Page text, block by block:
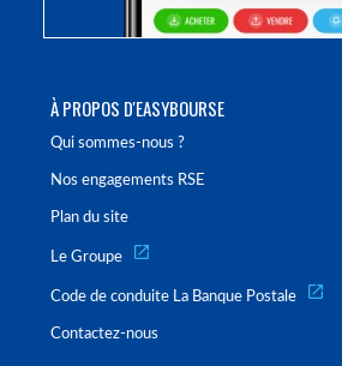
À PROPOS D'EASYBOURSE
Qui sommes-nous ?
Nos engagements RSE
Plan du site
Le Groupe
Code de conduite La Banque Postale
Contactez-nous